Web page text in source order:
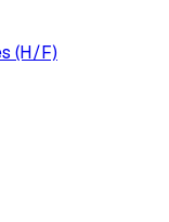
(H/F)